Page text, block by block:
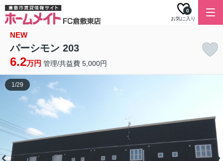
お気に入り
0
NEW
パーシモン 203
6.2万円 管理/共益費 5,000円
1/29